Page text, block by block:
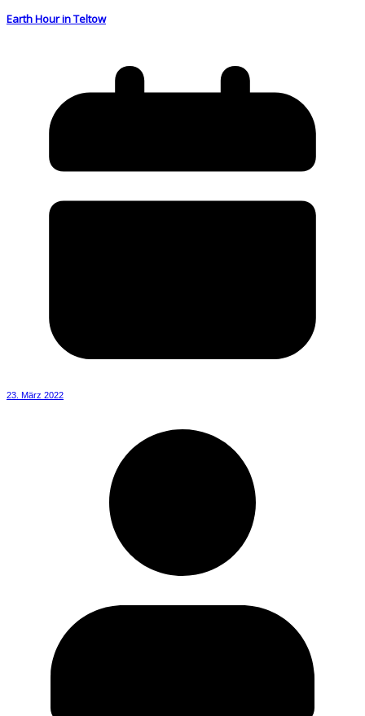
Earth Hour in Teltow
23. März 2022